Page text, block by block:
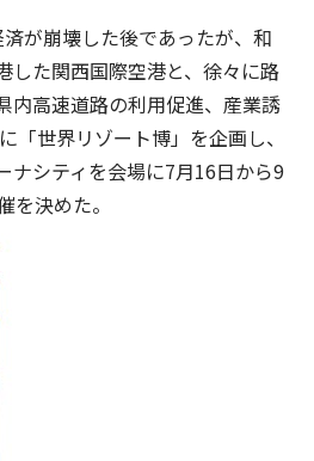
が崩壊した後であったが、和
した関西国際空港と、徐々に路
内高速道路の利用促進、産業誘
「世界リゾート博」を企画し、
ナシティを会場に7月16日から9
を決めた。